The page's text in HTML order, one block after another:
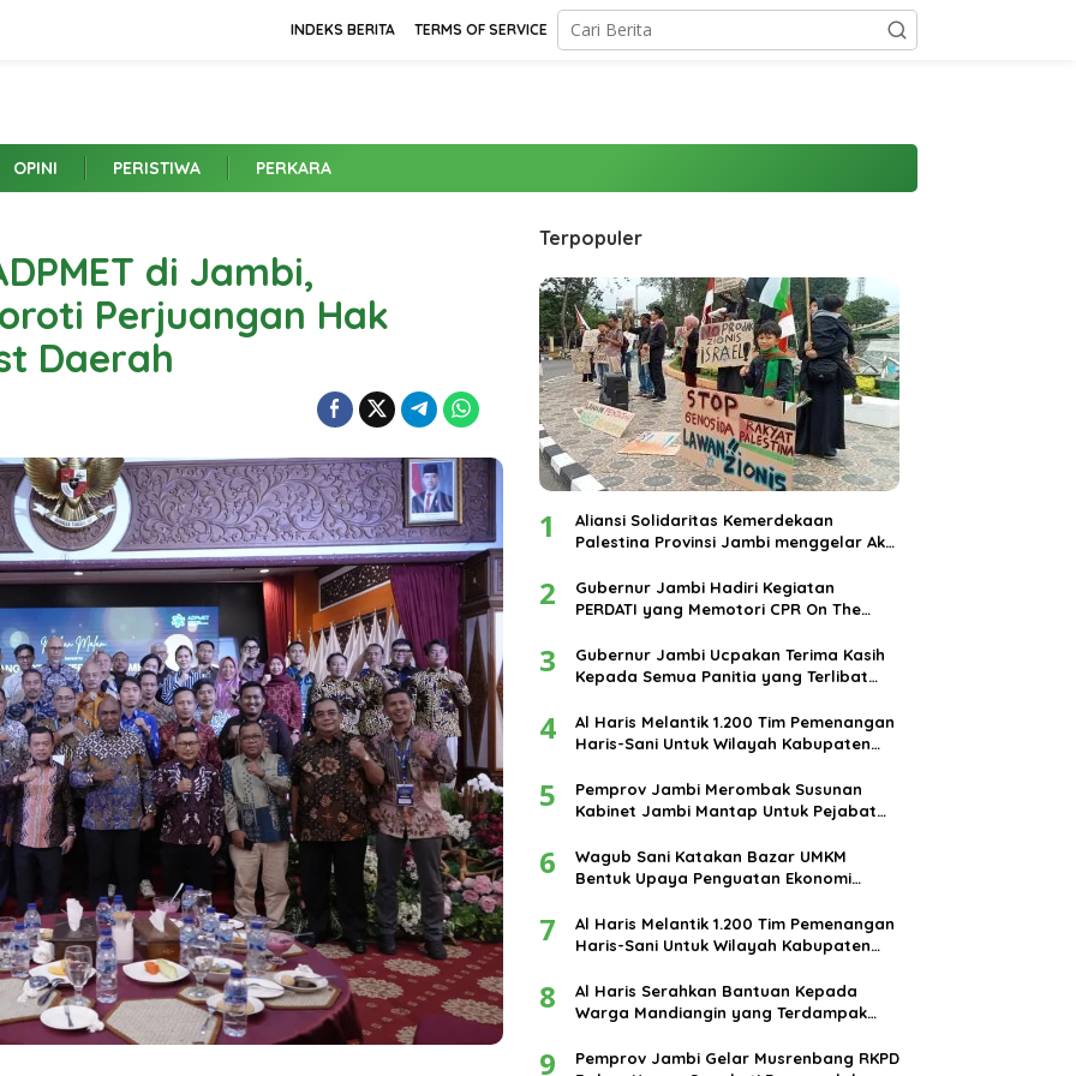
INDEKS BERITA TERMS OF SERVICE
OPINI PERISTIWA PERKARA
di Jambi,
Perjuangan Hak
Daerah
Terpopuler
1
Aliansi Solidaritas Kemerdekaan
Palestina Provinsi Jambi menggelar Aksi
kota Jambi.
2
Gubernur Jambi Hadiri Kegiatan
PERDATI yang Memotori CPR On The
3
Gubernur Jambi Ucpakan Terima Kasih
Kepada Semua Panitia yang Terlibat
Tahun 2024
4
Al Haris Melantik 1.200 Tim Pemenangan
Haris-Sani Untuk Wilayah Kabupaten
5
Pemprov Jambi Merombak Susunan
Kabinet Jambi Mantap Untuk Pejabat
6
Wagub Sani Katakan Bazar UMKM
Bentuk Upaya Penguatan Ekonomi
7
Al Haris Melantik 1.200 Tim Pemenangan
Haris-Sani Untuk Wilayah Kabupaten
8
Al Haris Serahkan Bantuan Kepada
Warga Mandiangin yang Terdampak
9
Pemprov Jambi Gelar Musrenbang RKPD